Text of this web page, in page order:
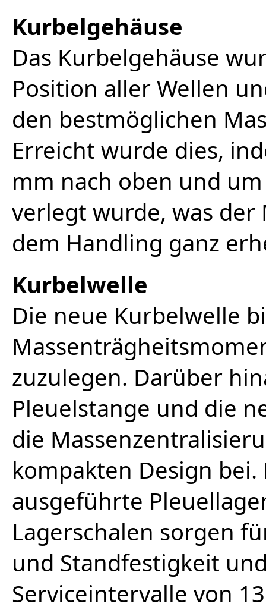
Kurbelgehäuse
Das Kurbelgehäuse
Position aller Wellen
den bestmöglichen
Erreicht wurde dies,
mm nach oben und
verlegt wurde, was
dem Handling ganz
Kurbelwelle
Die neue Kurbelwelle
zuzulegen. Darüber
Pleuelstange und die
die
kompakten Design bei.
ausgeführte
Lagerschalen sorgen
und Standfestigkeit
Serviceintervalle von